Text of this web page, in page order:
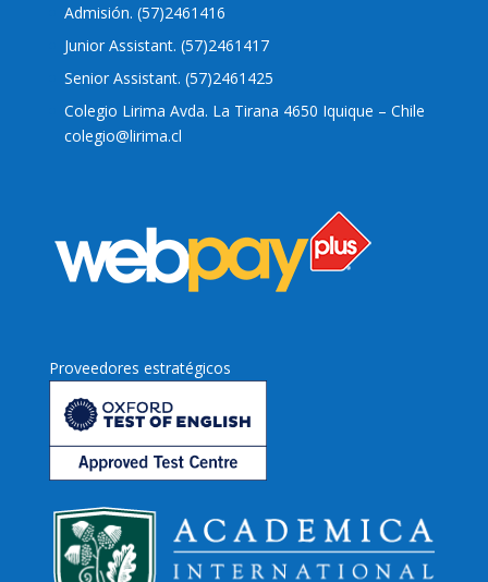
Admisión. (57)2461416
Junior Assistant. (57)2461417
Senior Assistant. (57)2461425
Colegio Lirima Avda. La Tirana 4650 Iquique – Chile
colegio@lirima.cl
Proveedores estratégicos